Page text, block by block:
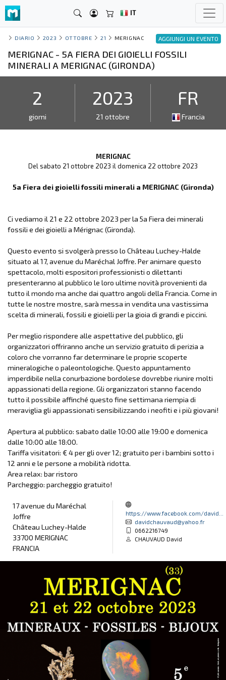
IT
AGGIUNGI UN EVENTO
DIARIO 2023 OTTOBRE 21 MERIGNAC
MERIGNAC - 5A FIERA DEI GIOIELLI FOSSILI
MINERALI A MERIGNAC (GIRONDA)
2
giorni
2023
21 ottobre
FR
Francia
MERIGNAC
Del sabato 21 ottobre 2023 il domenica 22 ottobre 2023
5a Fiera dei gioielli fossili minerali a MERIGNAC (Gironda)
Ci vediamo il 21 e 22 ottobre 2023 per la 5a Fiera dei minerali
fossili e dei gioielli a Mérignac (Gironda).
Questo evento si svolgerà presso lo Château Luchey-Halde
situato al 17, avenue du Maréchal Joffre. Per animare questo
spettacolo, molti espositori professionisti o dilettanti
presenteranno al pubblico le loro ultime novità provenienti da
tutto il mondo ma anche dai quattro angoli della Francia. Come in
tutte le nostre mostre, sarà messa in vendita una vastissima
scelta di minerali, fossili e gioielli per la gioia di grandi e piccini.
Per meglio rispondere alle aspettative del pubblico, gli
organizzatori offriranno anche un servizio gratuito di perizia a
coloro che vorranno far determinare le proprie scoperte
mineralogiche o paleontologiche. Questo appuntamento
imperdibile nella conurbazione bordolese dovrebbe riunire molti
appassionati della regione. Gli organizzatori stanno facendo
tutto il possibile affinché questo fine settimana riempia di
meraviglia gli appassionati sensibilizzando i neofiti e i più giovani!
Apertura al pubblico: sabato dalle 10:00 alle 19:00 e domenica
dalle 10:00 alle 18:00.
Tariffa visitatori: € 4 per gli over 12; gratuito per i bambini sotto i
12 anni e le persone a mobilità ridotta.
Area relax: bar ristoro
Parcheggio: parcheggio gratuito!
17 avenue du Maréchal
Joffre
Château Luchey-Halde
33700 MERIGNAC
FRANCIA
https://www.facebook.com/david...
davidchauvaud@yahoo.fr
0662216749
CHAUVAUD David